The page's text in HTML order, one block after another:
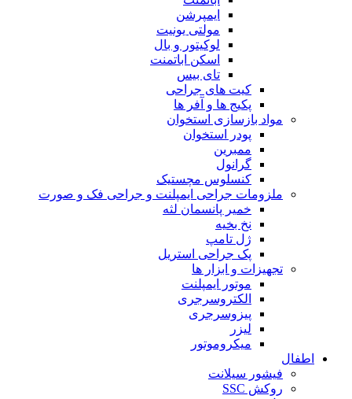
ایمپرشن
مولتی یونیت
لوکیتور و بال
اسکن اباتمنت
تای بیس
کیت های جراحی
پکیج ها و آفر ها
مواد بازسازی استخوان
پودر استخوان
ممبرین
گرانول
کنسلوس مچستیک
ملزومات جراحی ایمپلنت و جراحی فک و صورت
خمیر پانسمان لثه
نخ بخیه
ژل تامپ
پک جراحی استریل
تجهیزات و ابزار ها
موتور ایمپلنت
الکتروسرجری
پیزوسرجری
لیزر
میکروموتور
اطفال
فیشور سیلانت
روکش SSC